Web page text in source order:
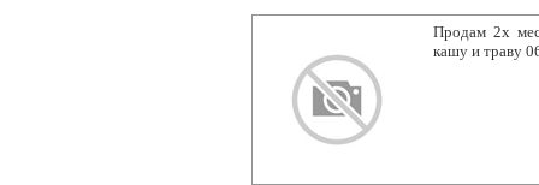
Продам 2х
кашу и траву